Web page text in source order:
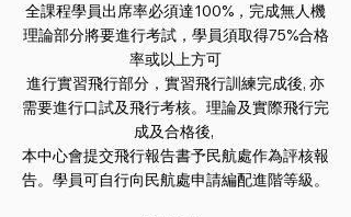
全課程學員出席率必須達100%，完成無人機
理論部分將要進行考試，學員須取得75%合格
率或以上方可
進行實習飛行部分，實習飛行訓練完成後, 亦
需要進行口試及飛行考核。理論及實際飛行完
成及合格後,
本中心會提交飛行報告書予民航處作為評核報
告。學員可自行向民航處申請編配進階等級。